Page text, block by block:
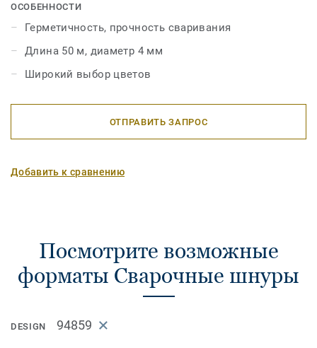
ОСОБЕННОСТИ
Герметичность, прочность сваривания
Длина 50 м, диаметр 4 мм
Широкий выбор цветов
ОТПРАВИТЬ ЗАПРОС
Добавить к сравнению
Посмотрите возможные
форматы Сварочные шнуры
DESIGN 94859